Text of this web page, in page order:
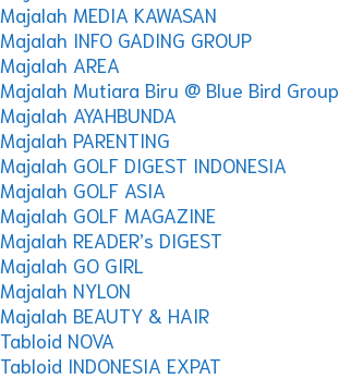
Majalah MEDIA KAWASAN
Majalah INFO GADING GROUP
Majalah AREA
Majalah Mutiara Biru @ Blue Bird Group
Majalah AYAHBUNDA
Majalah PARENTING
Majalah GOLF DIGEST INDONESIA
Majalah GOLF ASIA
Majalah GOLF MAGAZINE
Majalah READER’s DIGEST
Majalah GO GIRL
Majalah NYLON
Majalah BEAUTY & HAIR
Tabloid NOVA
Tabloid INDONESIA EXPAT